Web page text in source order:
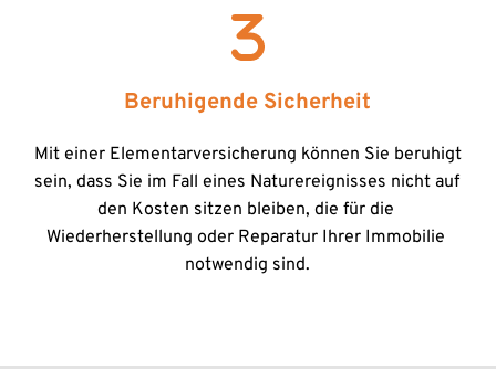
Beruhigende Sicherheit
Mit einer Elementarversicherung können Sie beruhigt
sein, dass Sie im Fall eines Naturereignisses nicht auf
den Kosten sitzen bleiben, die für die
Wiederherstellung oder Reparatur Ihrer Immobilie
notwendig sind.